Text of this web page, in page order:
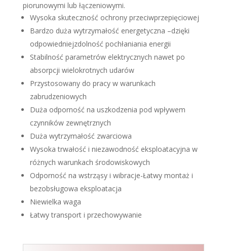
piorunowymi lub łączeniowymi.
Wysoka skuteczność ochrony przeciwprzepięciowej
Bardzo duża wytrzymałość energetyczna –dzięki
odpowiedniejzdolność pochłaniania energii
Stabilność parametrów elektrycznych nawet po
absorpcji wielokrotnych udarów
Przystosowany do pracy w warunkach
zabrudzeniowych
Duża odporność na uszkodzenia pod wpływem
czynników zewnętrznych
Duża wytrzymałość zwarciowa
Wysoka trwałość i niezawodność eksploatacyjna w
różnych warunkach środowiskowych
Odporność na wstrząsy i wibracje-Łatwy montaż i
bezobsługowa eksploatacja
Niewielka waga
Łatwy transport i przechowywanie